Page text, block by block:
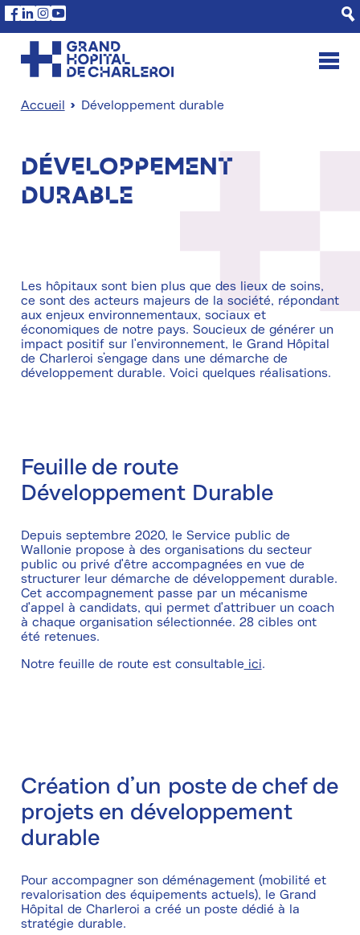
Aller
au
contenu
principal
Facebook
Linkedin
Instagram
Youtube
d'Ariane
Accueil Développement durable
Développement
durable
Les hôpitaux sont bien plus que des lieux de soins,
ce sont des acteurs majeurs de la société, répondant
aux enjeux environnementaux, sociaux et
économiques de notre pays. Soucieux de générer un
impact positif sur l'environnement, le Grand Hôpital
de Charleroi s’engage dans une démarche de
développement durable. Voici quelques réalisations.
Feuille de route
Développement Durable
Depuis septembre 2020, le Service public de
Wallonie propose à des organisations du secteur
public ou privé d'être accompagnées en vue de
structurer leur démarche de développement durable.
Cet accompagnement passe par un mécanisme
d'appel à candidats, qui permet d'attribuer un coach
à chaque organisation sélectionnée. 28 cibles ont
été retenues.
Notre feuille de route est consultable ici.
Création d’un poste de chef de
projets en développement
durable
Pour accompagner son déménagement (mobilité et
revalorisation des équipements actuels), le Grand
Hôpital de Charleroi a créé un poste dédié à la
stratégie durable.
Panneau de gestion des cookies